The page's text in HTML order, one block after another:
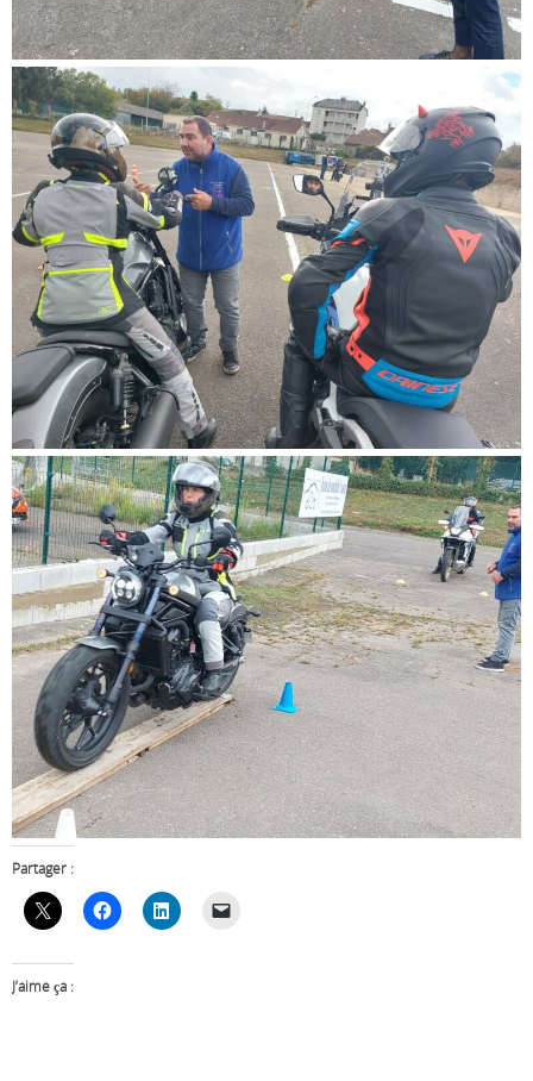
Partager :
J’aime ça :